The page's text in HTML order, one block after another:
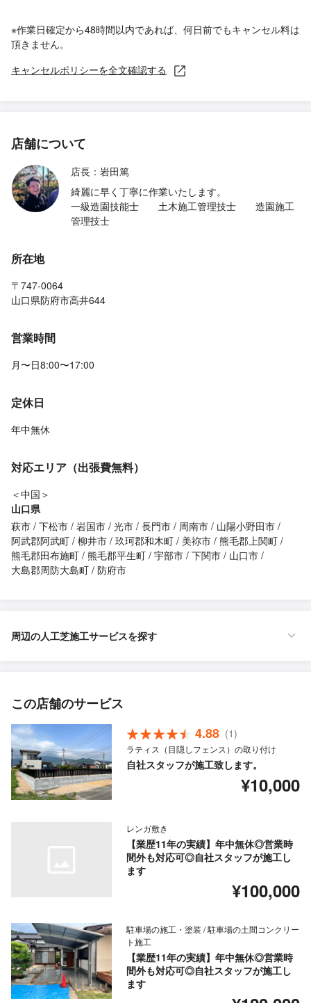
※作業日確定から48時間以内であれば、何日前でもキャンセル料は
頂きません。
キャンセルポリシーを全文確認する
店舗について
店長：岩田篤
綺麗に早く丁寧に作業いたします。
一級造園技能士 土木施工管理技士 造園施工
管理技士
所在地
〒747-0064
山口県防府市高井644
営業時間
月〜日8:00〜17:00
定休日
年中無休
対応エリア（出張費無料）
＜中国＞
山口県
萩市 下松市 岩国市 光市 長門市 周南市
山陽小野田市
阿武郡阿武町 柳井市 玖珂郡和木町 美祢市 熊毛郡上関町
熊毛郡田布施町 熊毛郡平生町 宇部市 下関市
山口市
大島郡周防大島町 防府市
周辺の人工芝施工サービスを探す
この店舗のサービス
4.88 (1)
ラティス（目隠しフェンス）の取り付け
自社スタッフが施工致します。
¥10,000
レンガ敷き
【業歴11年の実績】年中無休◎営業時
間外も対応可◎自社スタッフが施工し
ます
¥100,000
駐車場の施工・塗装 / 駐車場の土間コンクリー
ト施工
【業歴11年の実績】年中無休◎営業時
間外も対応可◎自社スタッフが施工し
ます